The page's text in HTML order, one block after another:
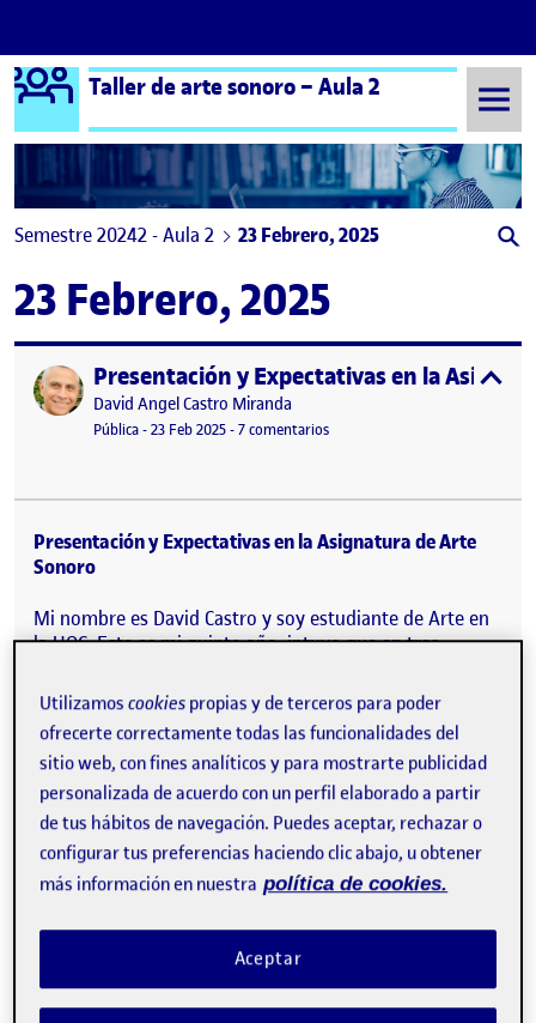
Saltar al contenido
Logo Ágora
Taller de arte sonoro – Aula 2
Semestre 20242 - Aula 2 23 Febrero, 2025
23 Febrero, 2025
Publicado porPresentación y Expectativas en la
Publicado por
David Angel Castro Miranda
Visibilidad:
Pública-Fecha de publicación
23 Feb 202527 febrero, 2025 5:12 am
-7 comentariosen Presentación y Expectativas
Presentación y Expectativas en la Asignatura de Arte
Sonoro
Mi nombre es David Castro y soy estudiante de Arte en
la UOC. Este es mi quinto año, intuyo que en tres
requeridos para graduarme. Me interesa explorar el arte
sonoro como una disciplina que amplía los límites de la
percepción y la expresión artística. Aunque mi
formación ha estado más enfocada en pintura,
literatura, poesía, fotografía y vídeo-creación, creo que
el sonido tiene un enorme potencial como medio de
experimentación y comunicación.
En cuanto a mi experiencia con el mundo del sonido, mi
géneros, etc.). Disfruto de la escucha atenta y de cómo
el sonido puede generar sensaciones, atmósferas e
incluso narrativas sin necesidad de palabras. También
Utilizamoscookies propias y de terceros para poder
ofrecerte correctamente todas las funcionalidades del
sitio web, con fines analíticos y para mostrarte publicidad
personalizada de acuerdo con un perfil elaborado a partir
de tus hábitos de navegación. Puedes aceptar, rechazar o
configurar tus preferencias haciendo clic abajo, u obtener
más información en nuestra política de cookies.
Aceptar